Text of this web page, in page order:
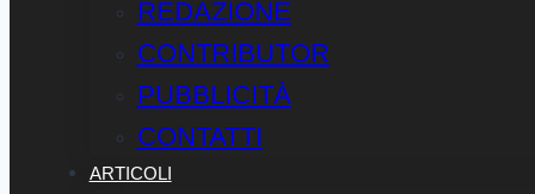
REDAZIONE
CONTRIBUTOR
PUBBLICITÀ
CONTATTI
ARTICOLI